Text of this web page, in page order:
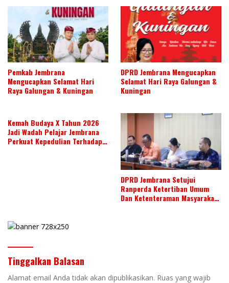
Pemkab Jembrana
Mengucapkan Selamat Hari
Raya Galungan & Kuningan
DPRD Jembrana Mengucapkan
Selamat Hari Raya Galungan &
Kuningan
Kemah Budaya X Tahun 2026
Jadi Wadah Pelajar Jembrana
Perkuat Kepedulian Terhadap
DPRD Jembrana Setujui
Ranperda Ketertiban Umum
Dan Ketenteraman Masyarakat
Tinggalkan Balasan
Alamat email Anda tidak akan dipublikasikan. Ruas yang wajib